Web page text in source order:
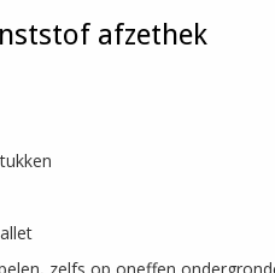
afzethek